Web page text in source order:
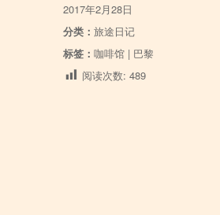
发
布
于
2017年2月28日
分
类
分类：旅途日记
标
标签：咖啡馆 | 巴黎
阅读次数: 489